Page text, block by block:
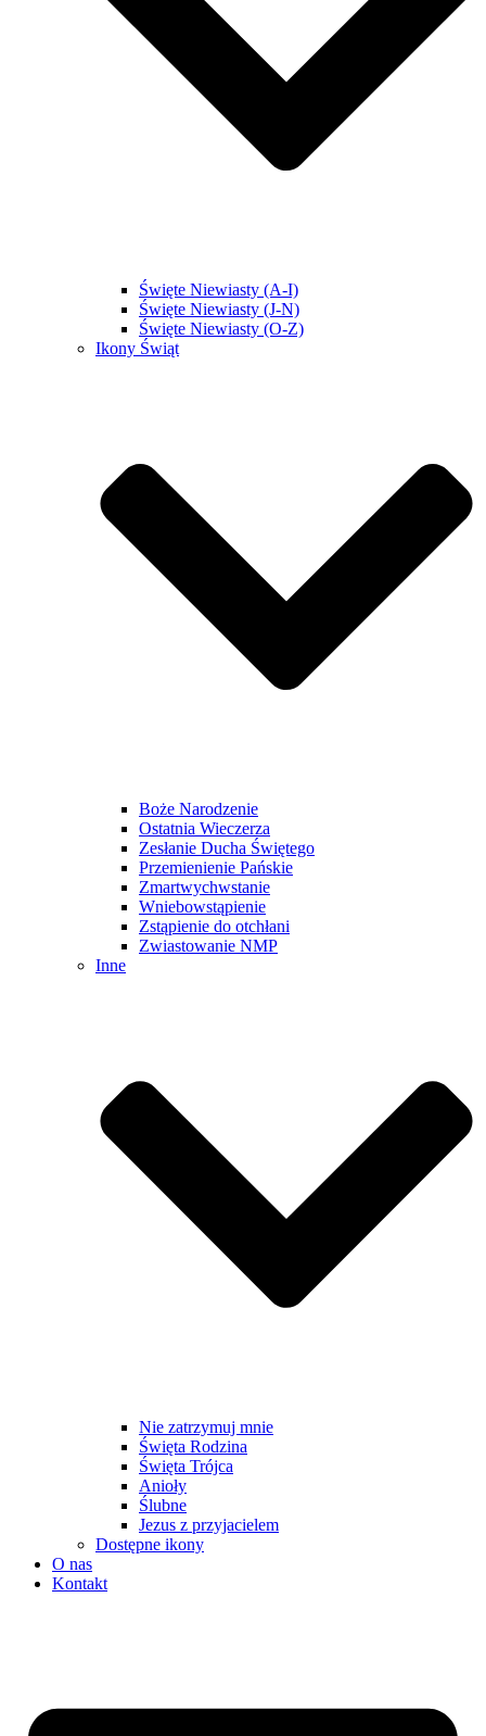
Święte Niewiasty (A-I)
Święte Niewiasty (J-N)
Święte Niewiasty (O-Z)
Ikony Świąt
Boże Narodzenie
Ostatnia Wieczerza
Zesłanie Ducha Świętego
Przemienienie Pańskie
Zmartwychwstanie
Wniebowstąpienie
Zstąpienie do otchłani
Zwiastowanie NMP
Inne
Nie zatrzymuj mnie
Święta Rodzina
Święta Trójca
Anioły
Ślubne
Jezus z przyjacielem
Dostępne ikony
O nas
Kontakt